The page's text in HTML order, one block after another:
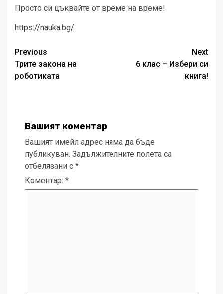
Просто си цъквайте от време на време!
https://nauka.bg/
Post
navigation
Previous
Трите закона на
роботиката
Next
6 клас – Избери си
книга!
Вашият коментар
Вашият имейл адрес няма да бъде
публикуван. Задължителните полета са
отбелязани с *
Коментар: *